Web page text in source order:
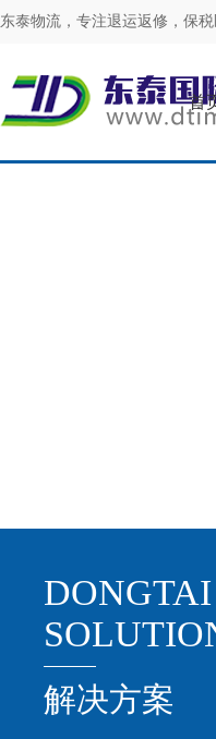
东泰物流，专注退运返修 ， 保
首
DONGTAI
解决方案